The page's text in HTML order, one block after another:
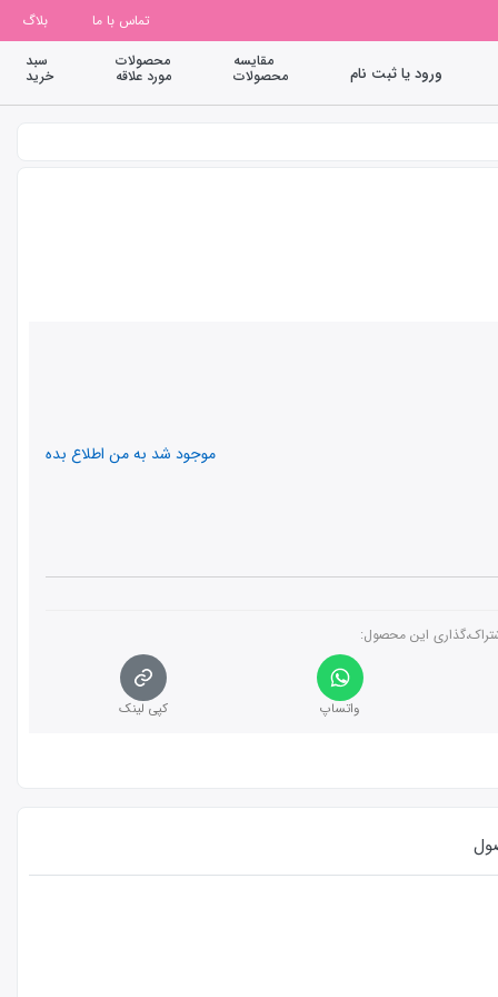
تماس با ما بلاگ
ورود یا ثبت نام
مقایسه
محصولات
محصولات
مورد علاقه
سبد
خرید
موجود شد به من اطلاع بده
این محصول‌:
واتساپ کپی لینک